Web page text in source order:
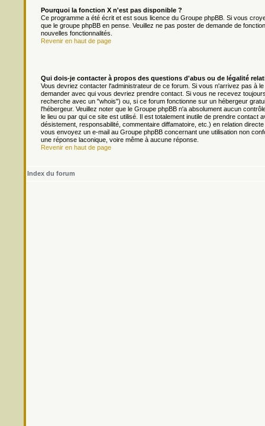
Pourquoi la fonction X n'est pas disponible ?
Ce programme a été écrit et est sous licence du Groupe phpBB. Si vous
que le groupe phpBB en pense. Veuillez ne pas poster de demande de
nouvelles fonctionnalités.
Revenir en haut de page
Qui dois-je contacter à propos des questions d'abus ou de légalité
Vous devriez contacter l'administrateur de ce forum. Si vous n'arrivez pas à
demander avec qui vous devriez prendre contact. Si vous ne recevez
recherche avec un "whois") ou, si ce forum fonctionne sur un hébergeur
l'hébergeur. Veuillez noter que le Groupe phpBB n'a absolument aucun
le lieu ou par qui ce site est utilisé. Il est totalement inutile de prendre
désistement, responsabilité, commentaire diffamatoire, etc.) en relation
vous envoyez un e-mail au Groupe phpBB concernant une utilisation non
une réponse laconique, voire même à aucune réponse.
Revenir en haut de page
Index du forum